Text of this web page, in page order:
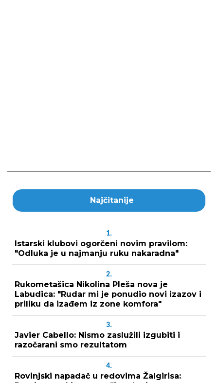
Najčitanije
1.
Istarski klubovi ogorčeni novim pravilom:
"Odluka je u najmanju ruku nakaradna"
2.
Rukometašica Nikolina Pleša nova je
Labudica: "Rudar mi je ponudio novi izazov i
priliku da izađem iz zone komfora"
3.
Javier Cabello: Nismo zaslužili izgubiti i
razočarani smo rezultatom
4.
Rovinjski napadač u redovima Žalgirisa: